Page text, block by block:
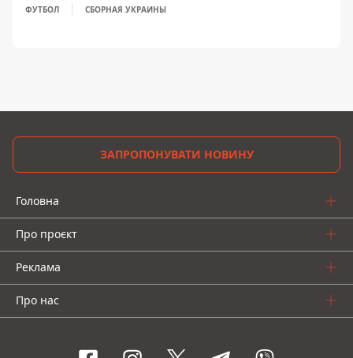
ФУТБОЛ СБОРНАЯ УКРАИНЫ
ЗАПРОПОНУВАТИ НОВИНУ
Головна
Про проєкт
Реклама
Про нас